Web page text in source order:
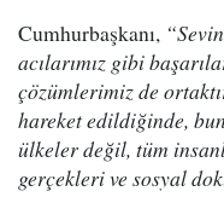
Cumhurbaşkanı,
acılarımız gibi
çözümlerimiz de
hareket edildiğinde,
ülkeler değil, tüm
gerçekleri ve sosyal